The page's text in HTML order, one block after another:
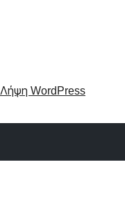
Λήψη WordPress